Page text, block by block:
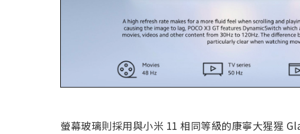
螢幕玻璃則採用與小米 11 相同等級的康寧大猩猩